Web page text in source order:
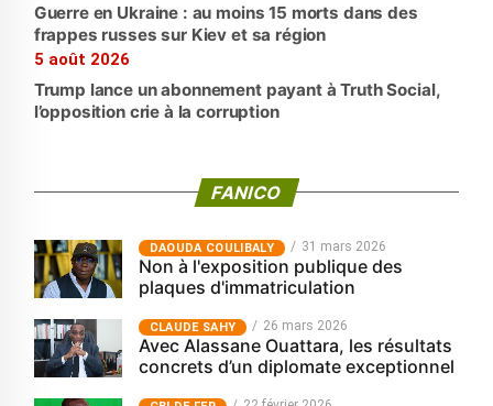
Guerre en Ukraine : au moins 15 morts dans des
frappes russes sur Kiev et sa région
5 août 2026
Trump lance un abonnement payant à Truth Social,
l’opposition crie à la corruption
FANICO
‎DAOUDA COULIBALY 31 mars 2026
Non à l'exposition publique des
plaques d'immatriculation
CLAUDE SAHY 26 mars 2026
Avec Alassane Ouattara, les résultats
concrets d’un diplomate exceptionnel